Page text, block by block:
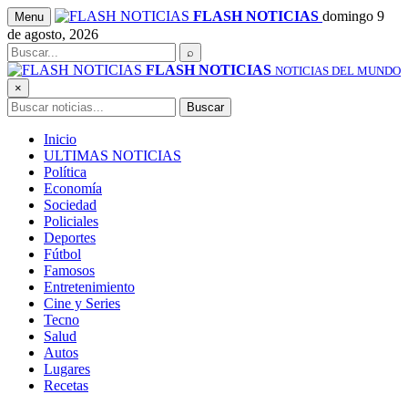
Saltar
al
contenido
Menu FLASH NOTICIAS domingo 9
de agosto, 2026
Buscar
⌕
FLASH NOTICIAS NOTICIAS DEL MUNDO
×
Buscar Buscar
Inicio
ULTIMAS NOTICIAS
Política
Economía
Sociedad
Policiales
Deportes
Fútbol
Famosos
Entretenimiento
Cine y Series
Tecno
Salud
Autos
Lugares
Recetas